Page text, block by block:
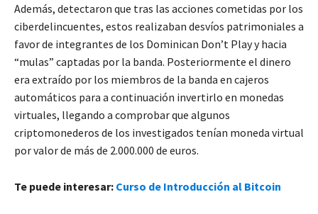
Además, detectaron que tras las acciones cometidas por los
ciberdelincuentes, estos realizaban desvíos patrimoniales a
favor de integrantes de los Dominican Don’t Play y hacia
“mulas” captadas por la banda. Posteriormente el dinero
era extraído por los miembros de la banda en cajeros
automáticos para a continuación invertirlo en monedas
virtuales, llegando a comprobar que algunos
criptomonederos de los investigados tenían moneda virtual
por valor de más de 2.000.000 de euros.
Te puede interesar: Curso de Introducción al Bitcoin